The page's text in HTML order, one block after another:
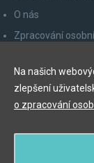
O nás
Zpracování
Odhlášení z
Na našich
zlepšení
o zpracování